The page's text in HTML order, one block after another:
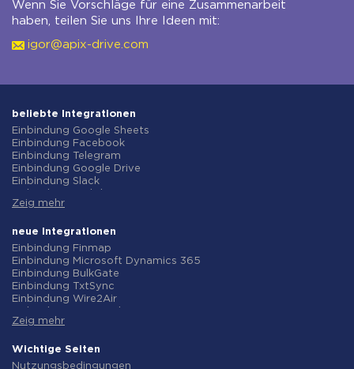
Wenn Sie Vorschläge für eine Zusammenarbeit
haben, teilen Sie uns Ihre Ideen mit:
igor@apix-drive.com
beliebte Integrationen
Einbindung Google Sheets
Einbindung Facebook
Einbindung Telegram
Einbindung Google Drive
Einbindung Slack
Einbindung Gmail
Einbindung ClickUp
Einbindung Airtable
Einbindung Google Contacts
Einbindung OpenAI (ChatGPT)
Einbindung Instagram
Einbindung ActiveCampaign
Einbindung Typeform
Einbindung Salesforce CRM
Einbindung Notion
Zeig mehr
neue Integrationen
Einbindung Finmap
Einbindung Microsoft Dynamics 365
Einbindung BulkGate
Einbindung TxtSync
Einbindung Wire2Air
Einbindung Infobip
Einbindung AtomPark
Einbindung TXTImpact
Zeig mehr
Wichtige Seiten
Nutzungsbedingungen